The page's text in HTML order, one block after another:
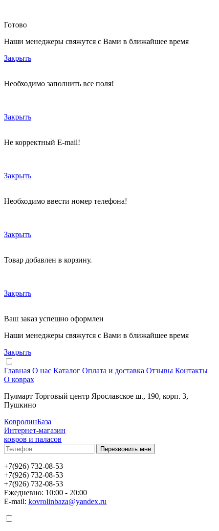
Готово
Наши менеджеры свяжутся с Вами в ближайшее время
Закрыть
Необходимо заполнить все поля!
Закрыть
Не корректный E-mail!
Закрыть
Необходимо ввести номер телефона!
Закрыть
Товар добавлен в корзину.
Закрыть
Ваш заказ успешно оформлен
Наши менеджеры свяжутся с Вами в ближайшее время
Закрыть
Главная О нас Каталог Оплата и доставка Отзывы Контакты
О коврах
Пулмарт Торговый центр Ярославское ш., 190, корп. 3,
Пушкино
КовролинБаза
Интернет-магазин
ковров и паласов
+7(926) 732-08-53
+7(926) 732-08-53
+7(926) 732-08-53
Ежедневно: 10:00 - 20:00
E-mail: kovrolinbaza@yandex.ru